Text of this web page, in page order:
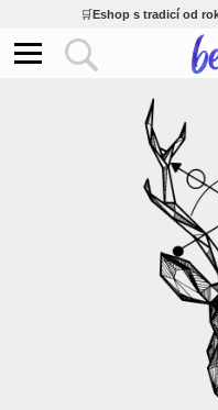
Ekologický a zdravotně
Inovativní výroba
Rychlé
Výhodné pro
Kvalita pod kontrolou
Eshop s tradicí od